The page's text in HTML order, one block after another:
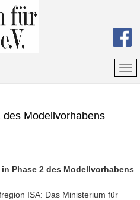
Modellvorhabens
in Phase 2 des Modellvorhabens
ISA: Das Ministerium für